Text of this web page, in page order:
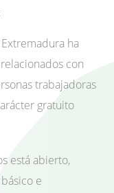
ha
con
trabajadoras
gratuito
está abierto,
e